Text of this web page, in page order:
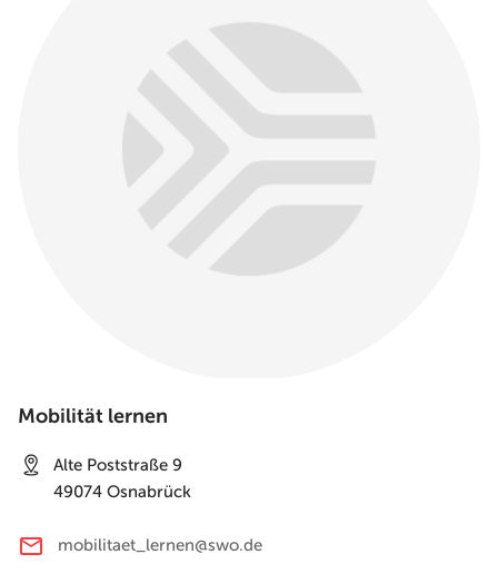
Mobilität lernen
Alte Poststraße 9
49074 Osnabrück
mobilitaet_lernen@swo.de